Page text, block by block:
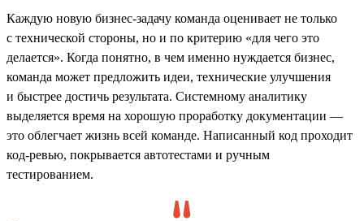
Каждую новую бизнес-задачу команда оценивает не только
с технической стороны, но и по критерию «для чего это
делается». Когда понятно, в чем именно нуждается бизнес,
команда может предложить идеи, технические улучшения
и быстрее достичь результата. Системному аналитику
выделяется время на хорошую проработку документации —
это облегчает жизнь всей команде. Написанный код проходит
код-ревью, покрывается автотестами и ручным
тестированием.